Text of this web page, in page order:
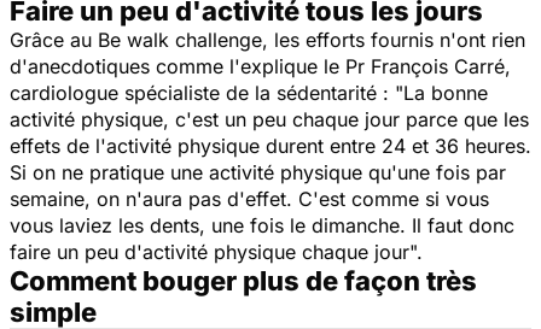
Faire un peu d'activité tous les jours
Grâce au Be walk challenge, les efforts fournis n'ont rien
d'anecdotiques comme l'explique le Pr François Carré,
cardiologue spécialiste de la sédentarité : "La bonne
activité physique, c'est un peu chaque jour parce que les
effets de l'activité physique durent entre 24 et 36 heures.
Si on ne pratique une activité physique qu'une fois par
semaine, on n'aura pas d'effet. C'est comme si vous
vous laviez les dents, une fois le dimanche. Il faut donc
faire un peu d'activité physique chaque jour".
Comment bouger plus de façon très
simple